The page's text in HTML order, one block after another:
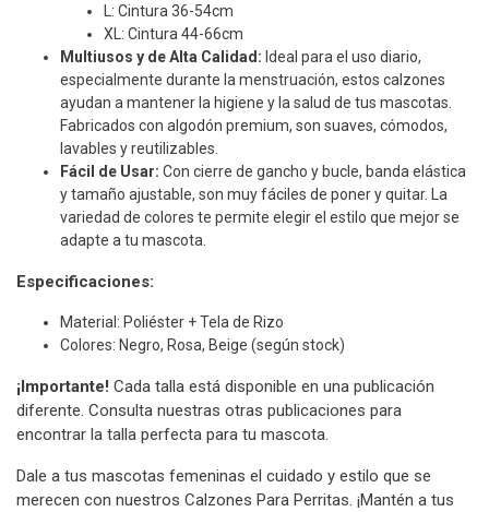
L: Cintura 36-54cm
XL: Cintura 44-66cm
Multiusos y de Alta Calidad: Ideal para el uso diario,
especialmente durante la menstruación, estos calzones
ayudan a mantener la higiene y la salud de tus mascotas.
Fabricados con algodón premium, son suaves, cómodos,
lavables y reutilizables.
Fácil de Usar: Con cierre de gancho y bucle, banda elástica
y tamaño ajustable, son muy fáciles de poner y quitar. La
variedad de colores te permite elegir el estilo que mejor se
adapte a tu mascota.
Especificaciones:
Material: Poliéster + Tela de Rizo
Colores: Negro, Rosa, Beige (según stock)
¡Importante! Cada talla está disponible en una publicación
diferente. Consulta nuestras otras publicaciones para
encontrar la talla perfecta para tu mascota.
Dale a tus mascotas femeninas el cuidado y estilo que se
merecen con nuestros Calzones Para Perritas. ¡Mantén a tus